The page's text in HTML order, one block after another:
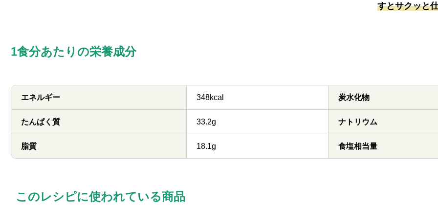
すとサクッと
1食分あたりの栄養成分
エネルギー 348kcal
たんぱく質 33.2g
脂質 18.1g
炭水化物
ナトリウム
食塩相当量
このレシピに使われている商品